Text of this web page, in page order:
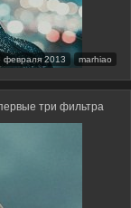
февраля 2013 marhiao
три фильтра